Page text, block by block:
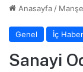
Anasayfa /
Genel İç
Sanayi